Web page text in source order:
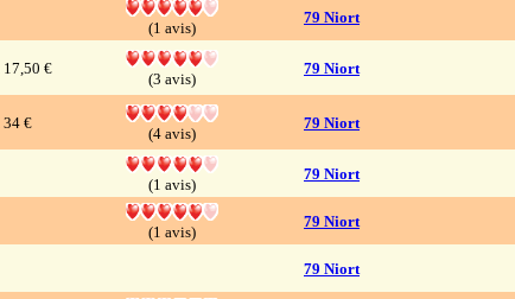
(1 avis)
79 Niort
17,50 €
(3 avis)
79 Niort
34 €
(4 avis)
79 Niort
(1 avis)
79 Niort
(1 avis)
79 Niort
79 Niort